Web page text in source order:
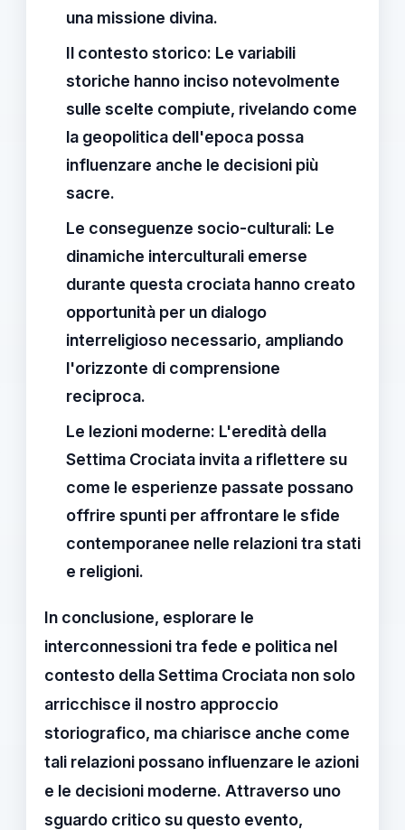
una missione divina.
Il contesto storico: Le variabili
storiche hanno inciso notevolmente
sulle scelte compiute, rivelando come
la geopolitica dell'epoca possa
influenzare anche le decisioni più
sacre.
Le conseguenze socio-culturali: Le
dinamiche interculturali emerse
durante questa crociata hanno creato
opportunità per un dialogo
interreligioso necessario, ampliando
l'orizzonte di comprensione
reciproca.
Le lezioni moderne: L'eredità della
Settima Crociata invita a riflettere su
come le esperienze passate possano
offrire spunti per affrontare le sfide
contemporanee nelle relazioni tra stati
e religioni.
In conclusione, esplorare le
interconnessioni tra fede e politica nel
contesto della Settima Crociata non solo
arricchisce il nostro approccio
storiografico, ma chiarisce anche come
tali relazioni possano influenzare le azioni
e le decisioni moderne. Attraverso uno
sguardo critico su questo evento,